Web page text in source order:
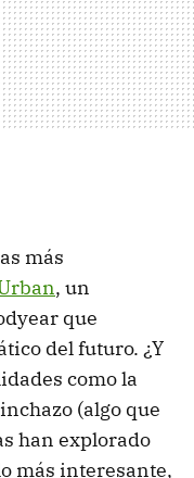
más
, un
que
del futuro. ¿Y
como la
(algo que
han explorado
más interesante,